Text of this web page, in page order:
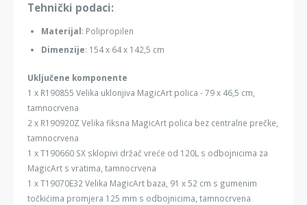
Tehnički podaci:
Materijal: Polipropilen
Dimenzije: 154 x 64 x 142,5 cm
Uključene komponente
1 x R190855 Velika uklonjiva MagicArt polica - 79 x 46,5 cm,
tamnocrvena
2 x R190920Z Velika fiksna MagicArt polica bez centralne prečke,
tamnocrvena
1 x T190660 SX sklopivi držač vreće od 120L s odbojnicima za
MagicArt s vratima, tamnocrvena
1 x T19070E32 Velika MagicArt baza, 91 x 52 cm s gumenim
točkićima promjera 125 mm s odbojnicima, tamnocrvena